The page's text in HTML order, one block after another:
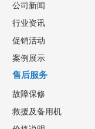
公司新闻
行业资讯
促销活动
案例展示
售后服务
故障保修
救援及备用机